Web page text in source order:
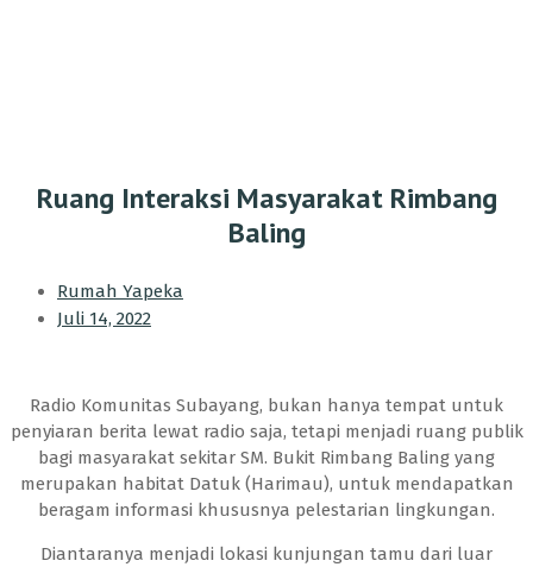
Ruang Interaksi Masyarakat Rimbang
Baling
Rumah Yapeka
Juli 14, 2022
Radio Komunitas Subayang, bukan hanya tempat untuk
penyiaran berita lewat radio saja, tetapi menjadi ruang publik
bagi masyarakat sekitar SM. Bukit Rimbang Baling yang
merupakan habitat Datuk (Harimau), untuk mendapatkan
beragam informasi khususnya pelestarian lingkungan.
Diantaranya menjadi lokasi kunjungan tamu dari luar